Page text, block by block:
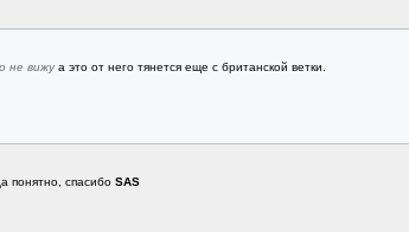
не вижуа это от него тянется еще с британской ветки.
понятно, спасибо SAS